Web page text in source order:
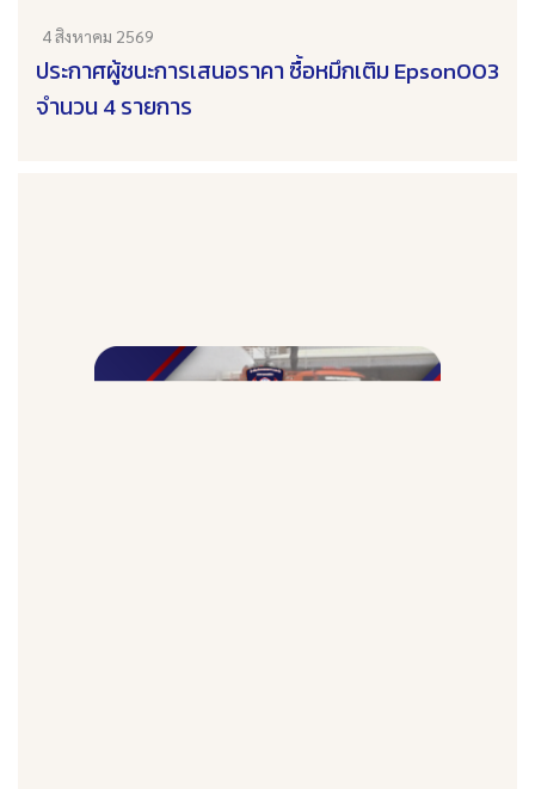
4 สิงหาคม 2569
ประกาศผู้ชนะการเสนอราคา ซื้อหมึกเติม Epson003
จำนวน 4 รายการ